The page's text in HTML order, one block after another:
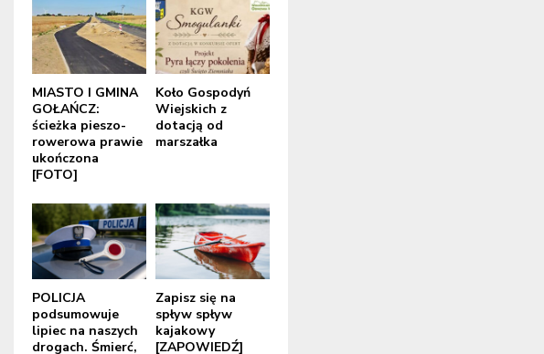
MIASTO I GMINA
GOŁAŃCZ:
ścieżka pieszo-
rowerowa prawie
ukończona
[FOTO]
Koło Gospodyń
Wiejskich z
dotacją od
marszałka
POLICJA
podsumowuje
lipiec na naszych
drogach. Śmierć,
Zapisz się na
spływ spływ
kajakowy
[ZAPOWIEDŹ]